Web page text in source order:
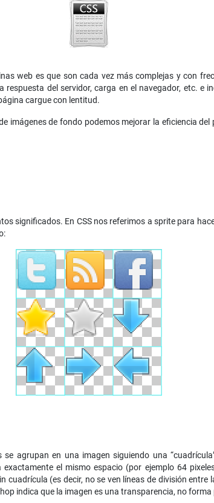
web es que son cada vez más complejas y con
del servidor, carga en el navegador, etc. e
cargue con lentitud.
imágenes de fondo podemos mejorar la eficiencia
significados. En CSS nos referimos a sprite para
agrupan en una imagen siguiendo una
el mismo espacio (por ejemplo 64
cuadrícula (es decir, no se ven líneas de división
indica que la imagen es una transparencia, no forma